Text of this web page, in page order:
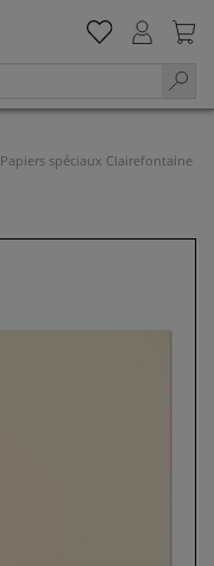
Papiers spéciaux Clairefontaine